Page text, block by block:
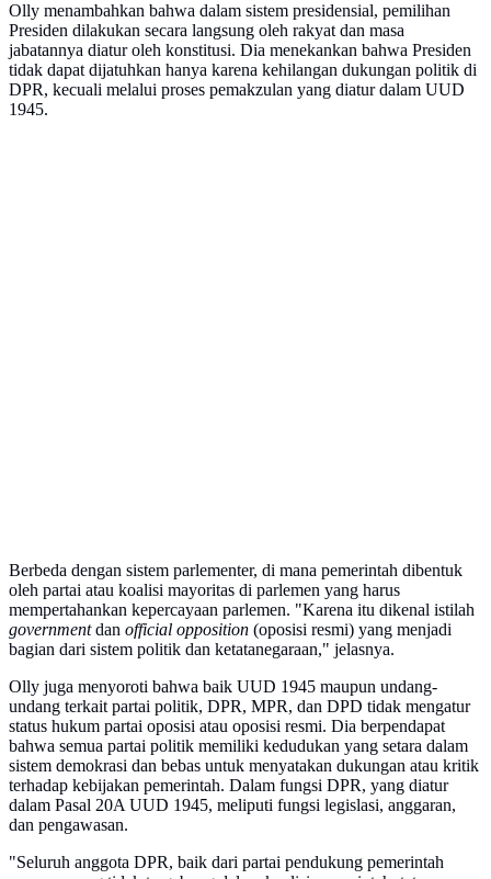
Olly menambahkan bahwa dalam sistem presidensial, pemilihan
Presiden dilakukan secara langsung oleh rakyat dan masa
jabatannya diatur oleh konstitusi. Dia menekankan bahwa Presiden
tidak dapat dijatuhkan hanya karena kehilangan dukungan politik di
DPR, kecuali melalui proses pemakzulan yang diatur dalam UUD
1945.
Berbeda dengan sistem parlementer, di mana pemerintah dibentuk
oleh partai atau koalisi mayoritas di parlemen yang harus
mempertahankan kepercayaan parlemen. "Karena itu dikenal istilah
governmentdan official opposition (oposisi resmi) yang menjadi
bagian dari sistem politik dan ketatanegaraan," jelasnya.
Olly juga menyoroti bahwa baik UUD 1945 maupun undang-
undang terkait partai politik, DPR, MPR, dan DPD tidak mengatur
status hukum partai oposisi atau oposisi resmi. Dia berpendapat
bahwa semua partai politik memiliki kedudukan yang setara dalam
sistem demokrasi dan bebas untuk menyatakan dukungan atau kritik
terhadap kebijakan pemerintah. Dalam fungsi DPR, yang diatur
dalam Pasal 20A UUD 1945, meliputi fungsi legislasi, anggaran,
dan pengawasan.
"Seluruh anggota DPR, baik dari partai pendukung pemerintah